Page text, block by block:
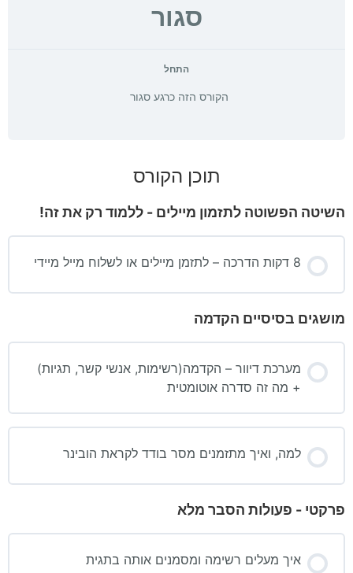
סגור
התחל
הקורס הזה כרגע סגור
תוכן הקורס
השיטה הפשוטה לתזמון מיילים - ללמוד רק את זה!
8 דקות הדרכה – לתזמן מיילים או לשלוח מייל מיידי
מושגים בסיסיים הקדמה
מערכת דיוור – הקדמה(רשימות, אנשי קשר, תגיות)
+ מה זה סדרה אוטומטית
למה, ואיך מתזמנים מסר בודד לקראת הובינר
פרקטי - פעולות הסבר מלא
איך מעלים רשימה ומסמנים אותה בתגית